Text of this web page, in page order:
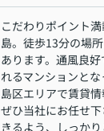
こだわりポイント
島。徒歩13分の場
あります。通風良
れるマンションと
島区エリアで賃貸情
ぜひ当社にお任せ
きるよう、しっか